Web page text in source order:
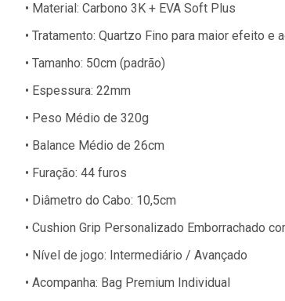
• Material: Carbono 3K + EVA Soft Plus
• Tratamento: Quartzo Fino para maior efeito e
• Tamanho: 50cm (padrão)
• Espessura: 22mm
• Peso Médio de 320g
• Balance Médio de 26cm
• Furação: 44 furos
• Diâmetro do Cabo: 10,5cm
• Cushion Grip Personalizado Emborrachado
• Nível de jogo: Intermediário / Avançado
• Acompanha: Bag Premium Individual